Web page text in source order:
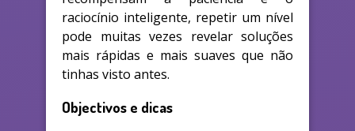
raciocínio inteligente, repetir um nível
pode muitas vezes revelar soluções
mais rápidas e mais suaves que não
tinhas visto antes.
Objectivos e dicas